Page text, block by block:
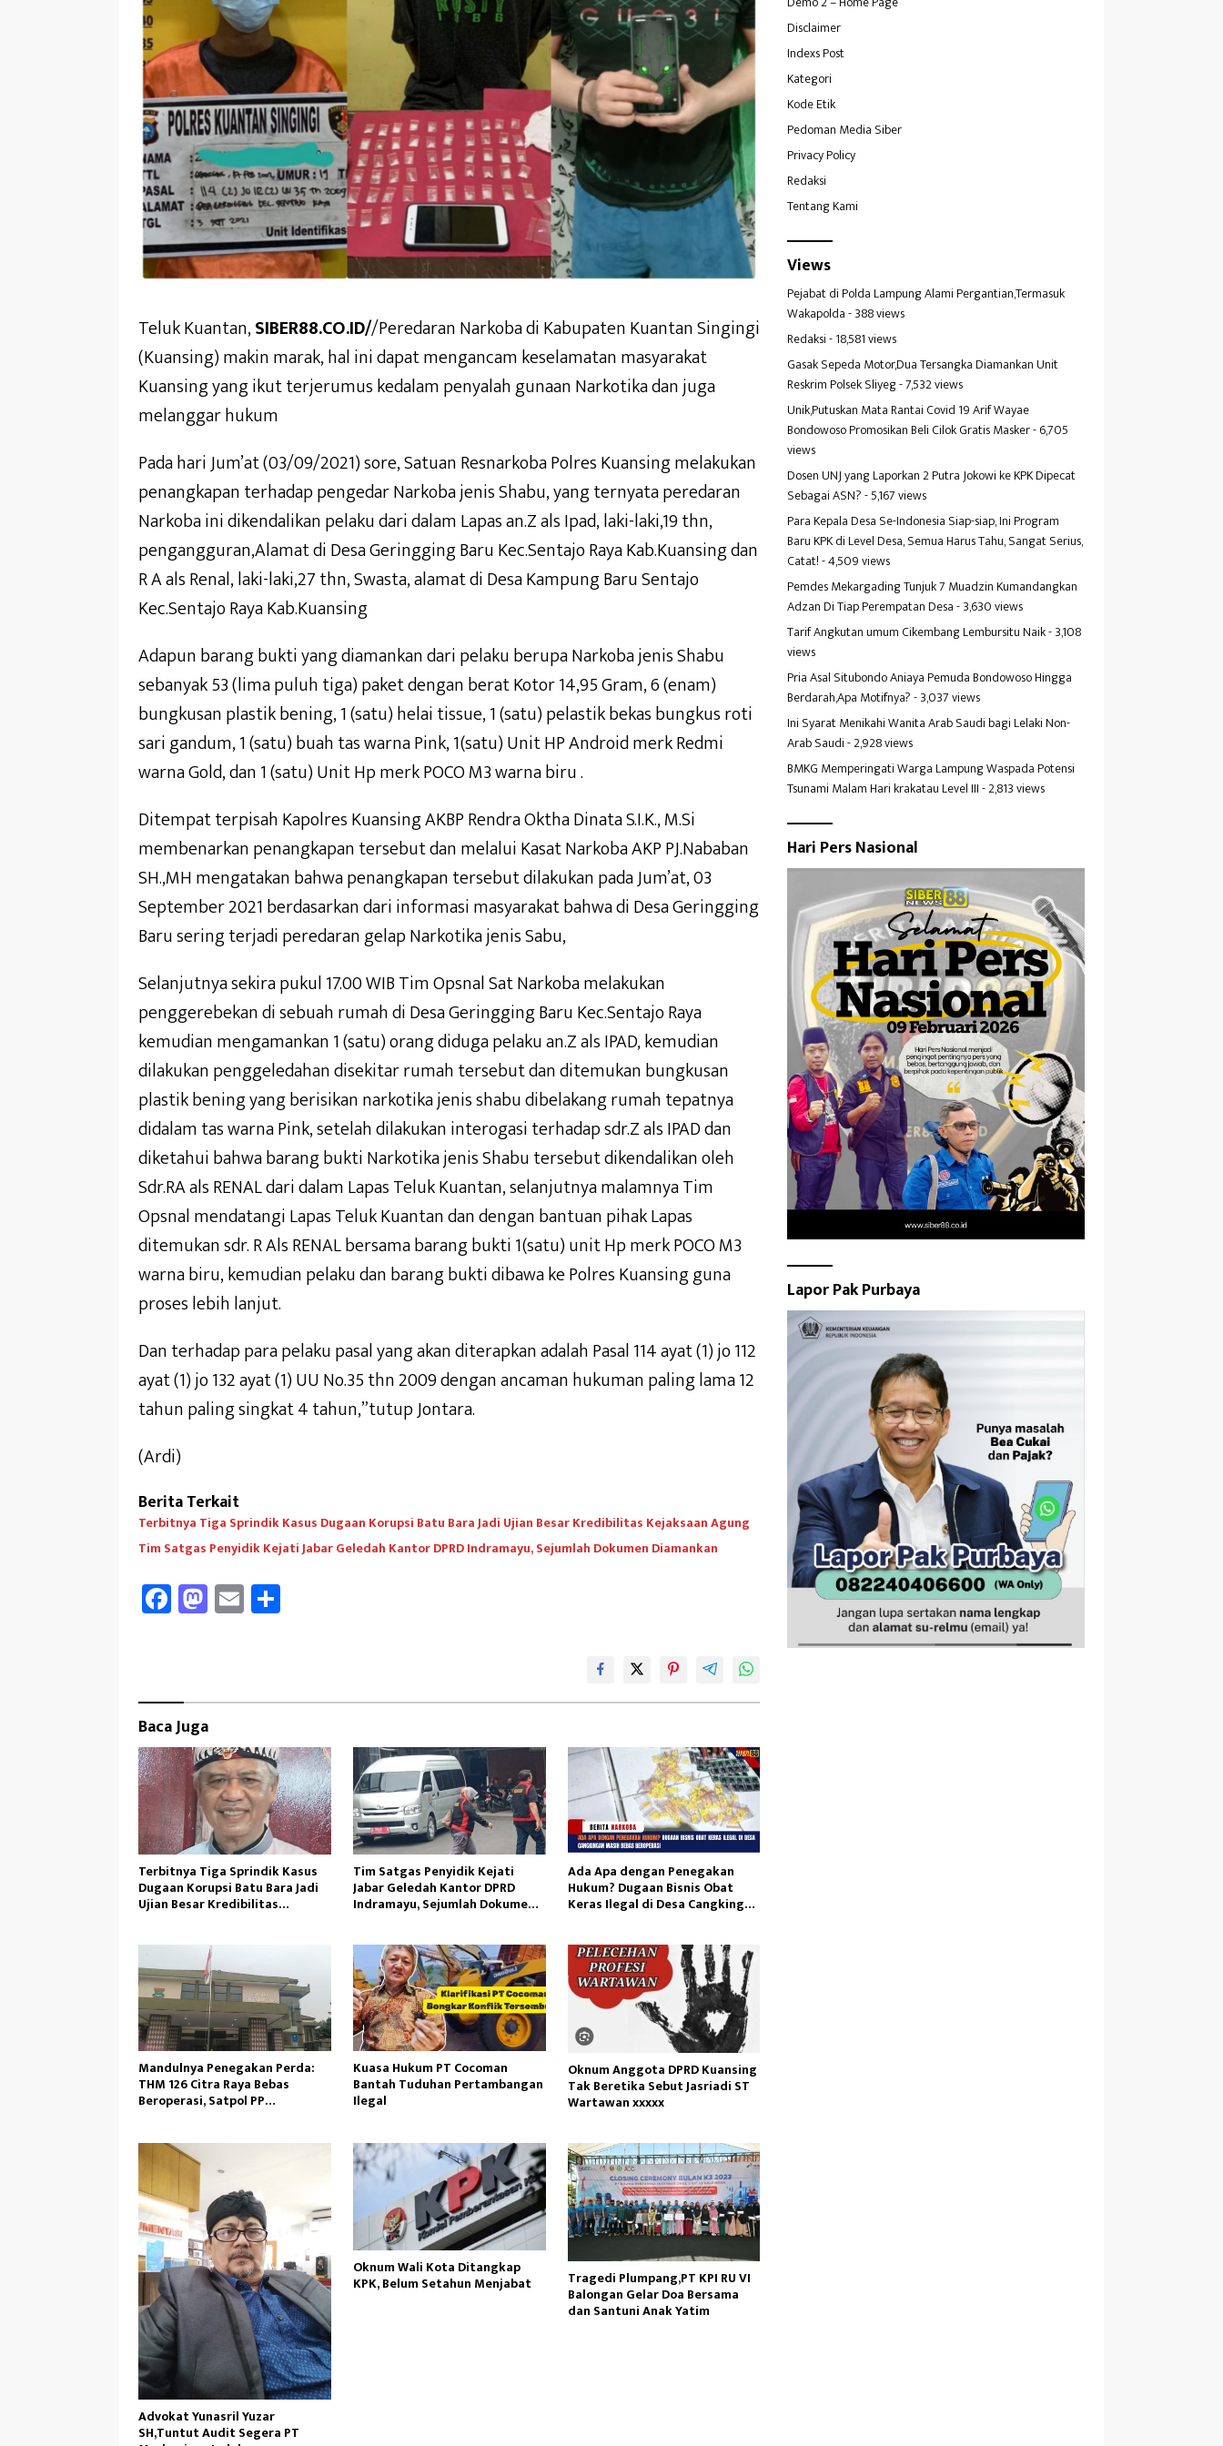
Teluk Kuantan,SIBER88.CO.ID//Peredaran Narkoba di Kabupaten Kuantan Singingi
(Kuansing) makin marak, hal ini dapat mengancam keselamatan masyarakat
Kuansing yang ikut terjerumus kedalam penyalah gunaan Narkotika dan juga
melanggar hukum
Pada hari Jum’at (03/09/2021) sore, Satuan Resnarkoba Polres Kuansing melakukan
penangkapan terhadap pengedar Narkoba jenis Shabu, yang ternyata peredaran
Narkoba ini dikendalikan pelaku dari dalam Lapas an.Z als Ipad, laki-laki,19 thn,
pengangguran,Alamat di Desa Geringging Baru Kec.Sentajo Raya Kab.Kuansing dan
R A als Renal, laki-laki,27 thn, Swasta, alamat di Desa Kampung Baru Sentajo
Kec.Sentajo Raya Kab.Kuansing
Adapun barang bukti yang diamankan dari pelaku berupa Narkoba jenis Shabu
sebanyak 53 (lima puluh tiga) paket dengan berat Kotor 14,95 Gram, 6 (enam)
bungkusan plastik bening, 1 (satu) helai tissue, 1 (satu) pelastik bekas bungkus roti
sari gandum, 1 (satu) buah tas warna Pink, 1(satu) Unit HP Android merk Redmi
warna Gold, dan 1 (satu) Unit Hp merk POCO M3 warna biru .
Ditempat terpisah Kapolres Kuansing AKBP Rendra Oktha Dinata S.I.K., M.Si
membenarkan penangkapan tersebut dan melalui Kasat Narkoba AKP PJ.Nababan
SH.,MH mengatakan bahwa penangkapan tersebut dilakukan pada Jum’at, 03
September 2021 berdasarkan dari informasi masyarakat bahwa di Desa Geringging
Baru sering terjadi peredaran gelap Narkotika jenis Sabu,
Selanjutnya sekira pukul 17.00 WIB Tim Opsnal Sat Narkoba melakukan
penggerebekan di sebuah rumah di Desa Geringging Baru Kec.Sentajo Raya
kemudian mengamankan 1 (satu) orang diduga pelaku an.Z als IPAD, kemudian
dilakukan penggeledahan disekitar rumah tersebut dan ditemukan bungkusan
plastik bening yang berisikan narkotika jenis shabu dibelakang rumah tepatnya
didalam tas warna Pink, setelah dilakukan interogasi terhadap sdr.Z als IPAD dan
diketahui bahwa barang bukti Narkotika jenis Shabu tersebut dikendalikan oleh
Sdr.RA als RENAL dari dalam Lapas Teluk Kuantan, selanjutnya malamnya Tim
Opsnal mendatangi Lapas Teluk Kuantan dan dengan bantuan pihak Lapas
ditemukan sdr. R Als RENAL bersama barang bukti 1(satu) unit Hp merk POCO M3
warna biru, kemudian pelaku dan barang bukti dibawa ke Polres Kuansing guna
proses lebih lanjut.
Dan terhadap para pelaku pasal yang akan diterapkan adalah Pasal 114 ayat (1) jo 112
ayat (1) jo 132 ayat (1) UU No.35 thn 2009 dengan ancaman hukuman paling lama 12
tahun paling singkat 4 tahun,”tutup Jontara.
(Ardi)
Berita Terkait
Terbitnya Tiga Sprindik Kasus Dugaan Korupsi Batu Bara Jadi Ujian Besar Kredibilitas Kejaksaan Agung
Tim Satgas Penyidik Kejati Jabar Geledah Kantor DPRD Indramayu, Sejumlah Dokumen Diamankan
Fa
ce
k
M
as
o
n
E
m
Baca Juga
Terbitnya Tiga Sprindik Kasus
Dugaan Korupsi Batu Bara Jadi
Ujian Besar Kredibilitas
Tim Satgas Penyidik Kejati
Jabar Geledah Kantor DPRD
Indramayu, Sejumlah Dokumen
Ada Apa dengan Penegakan
Hukum? Dugaan Bisnis Obat
Keras Ilegal di Desa Cangkingan
Mandulnya Penegakan Perda:
THM 126 Citra Raya Bebas
Beroperasi, Satpol PP
Kuasa Hukum PT Cocoman
Bantah Tuduhan Pertambangan
Ilegal
Oknum Anggota DPRD Kuansing
Tak Beretika Sebut Jasriadi ST
Wartawan xxxxx
Advokat Yunasril Yuzar
SH,Tuntut Audit Segera PT
Oknum Wali Kota Ditangkap
KPK, Belum Setahun Menjabat Tragedi Plumpang,PT KPI RU VI
Balongan Gelar Doa Bersama
dan Santuni Anak Yatim
Disclaimer
Indexs Post
Kategori
Kode Etik
Pedoman Media Siber
Privacy Policy
Redaksi
Tentang Kami
Views
Pejabat di Polda Lampung Alami Pergantian,Termasuk
Wakapolda- 388 views
Redaksi- 18,581 views
Gasak Sepeda Motor,Dua Tersangka Diamankan Unit
Reskrim Polsek Sliyeg- 7,532 views
Unik,Putuskan Mata Rantai Covid 19 Arif Wayae
Bondowoso Promosikan Beli Cilok Gratis Masker- 6,705
views
Dosen UNJ yang Laporkan 2 Putra Jokowi ke KPK Dipecat
Sebagai ASN?- 5,167 views
Para Kepala Desa Se-Indonesia Siap-siap, Ini Program
Baru KPK di Level Desa, Semua Harus Tahu, Sangat Serius,
Catat!- 4,509 views
Pemdes Mekargading Tunjuk 7 Muadzin Kumandangkan
Adzan Di Tiap Perempatan Desa- 3,630 views
Tarif Angkutan umum Cikembang Lembursitu Naik- 3,108
views
Pria Asal Situbondo Aniaya Pemuda Bondowoso Hingga
Berdarah,Apa Motifnya?- 3,037 views
Ini Syarat Menikahi Wanita Arab Saudi bagi Lelaki Non-
Arab Saudi- 2,928 views
BMKG Memperingati Warga Lampung Waspada Potensi
Tsunami Malam Hari krakatau Level III- 2,813 views
Hari Pers Nasional
Lapor Pak Purbaya